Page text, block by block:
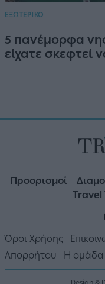
ΕΞΩΤΕΡΙΚΟ
5 πανέμορφα
είχατε σκεφτεί
Προορισμοί
Travel
Όροι Χρήσης
Απορρήτου
Η ομάδα